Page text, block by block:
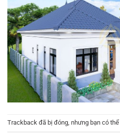
Trackback đã bị đóng, nhưng bạn có thể